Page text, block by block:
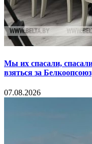
Мы их спасали,
взяться за Белкоопсоюз
07.08.2026